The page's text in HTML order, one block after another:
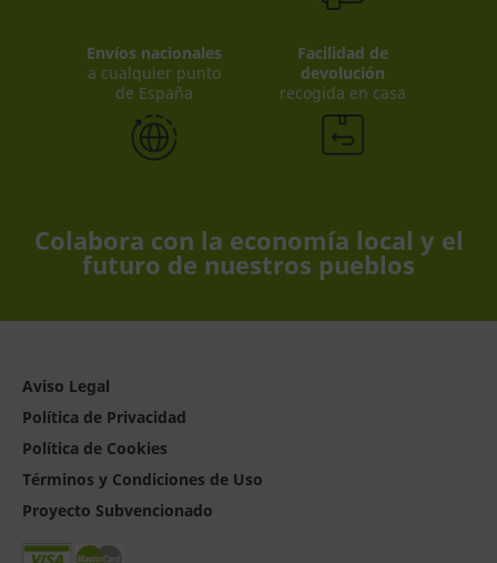
Envíos nacionales
a cualquier punto
de España
Facilidad de
devolución
recogida en casa
Colabora con la economía local y el
futuro de nuestros pueblos
Aviso Legal
Política de Privacidad
Política de Cookies
Términos y Condiciones de Uso
Proyecto Subvencionado